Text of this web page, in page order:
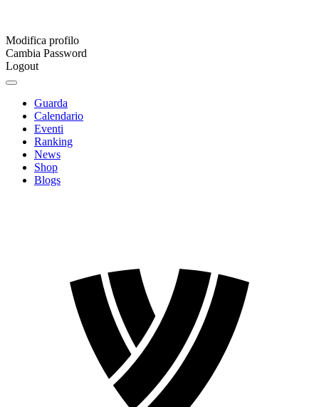
Modifica profilo
Cambia Password
Logout
Guarda
Calendario
Eventi
Ranking
News
Shop
Blogs